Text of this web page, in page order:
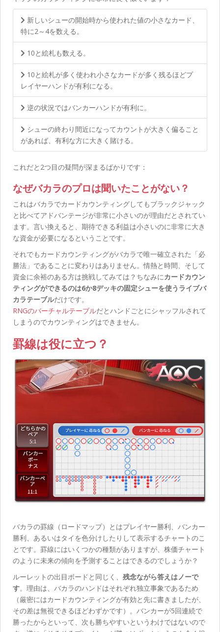
新しいシューの開始時から使われた値の小さなカード、
特に2～4を数える。
10と絵札も数える。
10と絵札が多く使われ小さなカードが多く残るほどプ
レイヤーハンドが有利になる。
逆の状況ではバンカーハンドが有利に。
シューの終わり間近になってカウントが大きく偏ること
があれば、有利な方に大きく賭ける。
これだと2つ目の疑問が深まるばかりです：
なぜバカラのプロは聞いたことがない？
これはバカラでカードカウンティングしてもブラックジャック
と比べてアドバンテージが非常に小さいのが理由だとされてい
ます。言い換えると、期待できる利益は小さいのに非常に大き
な資金が必要になるということです。
それでもカードカウンティングがバカラで唯一確立された「必
勝法」であることに変わりはありません。情熱と時間、そして
資金に余裕のある方は挑戦してみては？ちなみにカードカウン
ティングができるのは6か8デッキの固定シューを使うライブバ
カラテーブルだけです。
RNGのバーチャルテーブルだとハンドごとにシャッフルされて
しまうのでカウンティングはできません。
罫線は役に立つ？
バカラの罫線（ロードマップ）とはプレイヤー勝利、バンカー
勝利、あるいはタイを色分けしたりして表示するチャートのこ
とです。罫線にはいくつかの種類がありますが、株価チャート
のように未来の傾向を予測することはできるのでしょうか？
ルーレットの出目ボードと同じく、 残念ながら答えはノーで
す。理由は、バカラのハンドはそれぞれ独立事象であるため
（厳密にはカードカウンティングが有効と先に書きましたが、
その差は無視できるほどわずかです）。バンカーが5回連続で
勝ったからといって、次も勝ちやすいというわけではないので